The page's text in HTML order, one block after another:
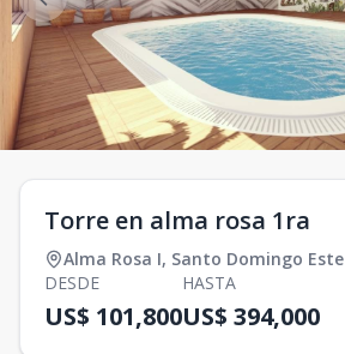
Torre en alma rosa 1ra
Alma Rosa I, Santo Domingo Este
DESDE
US$ 101,800
HASTA
US$ 394,000